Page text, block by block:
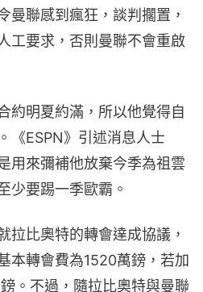
曼聯感到瘋狂，談判擱置，
工要求，否則曼聯不會重啟
約明夏約滿，所以他覺得自
《ESPN》引述消息人士
用來彌補他放棄今季為祖雲
少要踢一季歐霸。
拉比奧特的轉會達成協議，
本轉會費為1520萬鎊，若加
。不過，隨拉比奧特與曼聯